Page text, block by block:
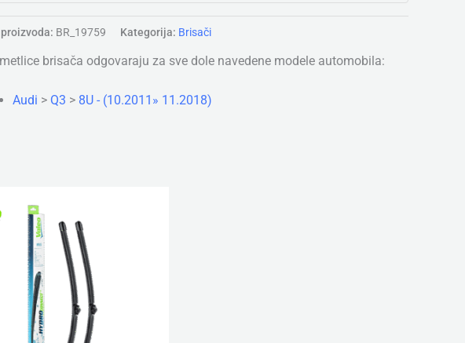
BR_19759 Kategorija: Brisači
brisača odgovaraju za sve dole navedene modele automobila:
Audi > Q3 > 8U - (10.2011» 11.2018)